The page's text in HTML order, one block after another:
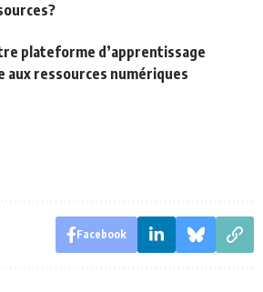
plateforme d’apprentissage
ressources numériques
Facebook